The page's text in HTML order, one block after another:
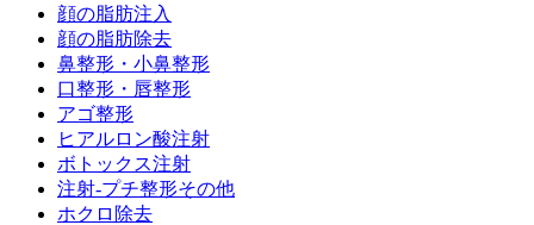
顔の脂肪注入
顔の脂肪除去
鼻整形・小鼻整形
口整形・唇整形
アゴ整形
ヒアルロン酸注射
ボトックス注射
注射-プチ整形その他
ホクロ除去